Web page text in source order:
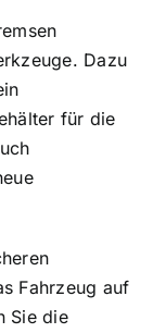
Dazu
für die
Fahrzeug auf
Sie die